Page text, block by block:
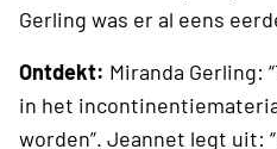
Gerling was er al eens
Ontdekt: Miranda Gerling:
in het
worden”. Jeannet legt uit: